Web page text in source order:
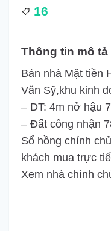
16
Thông tin mô tả
Bán nhà Mặt tiền
Văn Sỹ,khu kinh
– DT: 4m nở hậu
– Đất công nhận
Sổ hồng chính
khách mua trực
Xem nhà chính